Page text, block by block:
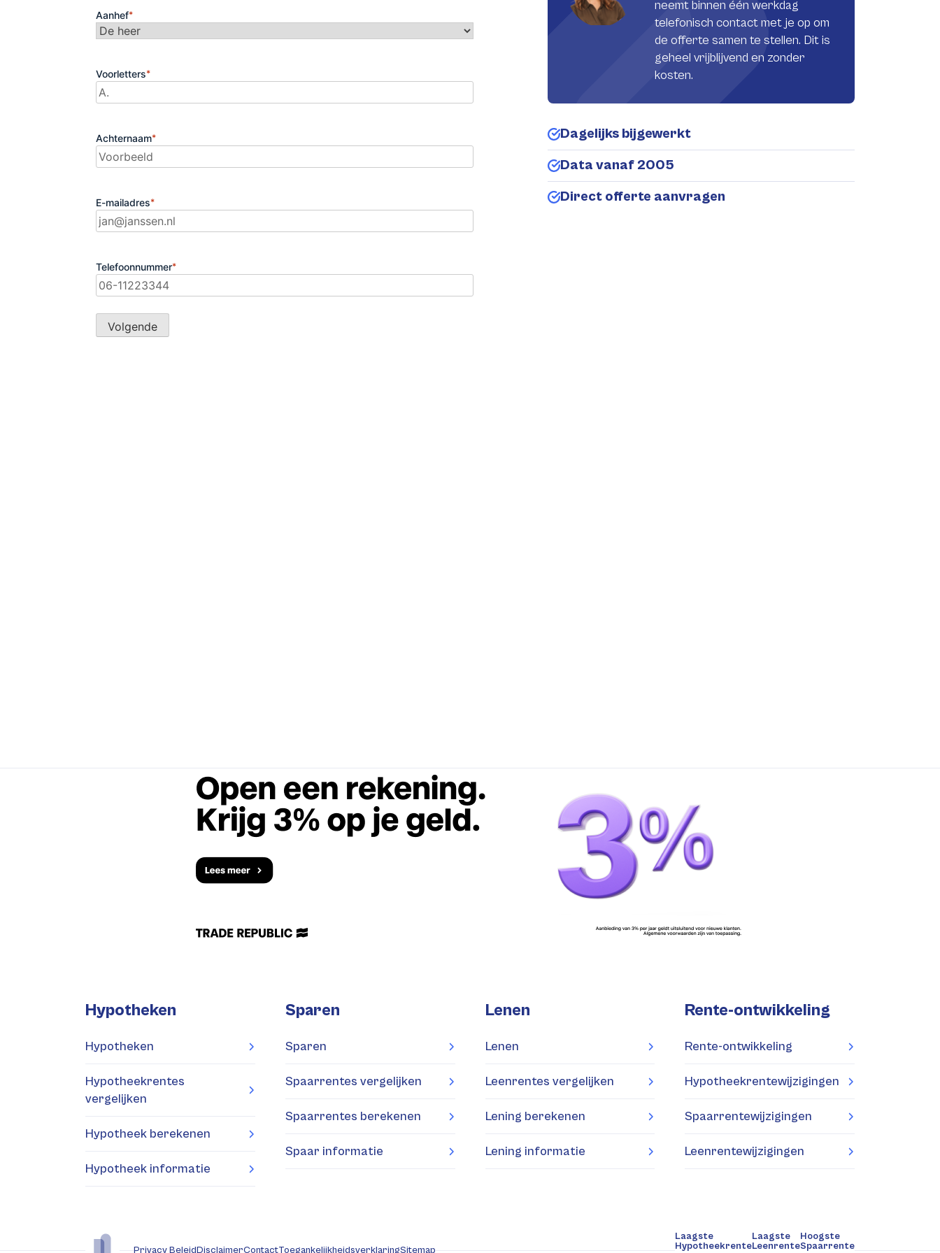
neemt binnen één werkdag
telefonisch contact met je op om
de offerte samen te stellen. Dit is
geheel vrijblijvend en zonder
kosten.
Dagelijks bijgewerkt
Data vanaf 2005
Direct offerte aanvragen
Hypotheken
Hypotheken
Hypotheekrentes
vergelijken
Hypotheek berekenen
Hypotheek informatie
Sparen
Sparen
Spaarrentes vergelijken
Spaarrentes berekenen
Spaar informatie
Lenen
Lenen
Leenrentes vergelijken
Lening berekenen
Lening informatie
Rente-ontwikkeling
Rente-ontwikkeling
Hypotheekrentewijzigingen
Spaarrentewijzigingen
Leenrentewijzigingen
Privacy BeleidDisclaimerContactToegankelijkheidsverklaringSitemap
Laagste
Hypotheekrente
Laagste
Leenrente
Hoogste
Spaarrente